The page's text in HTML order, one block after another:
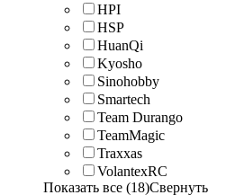
HPI
HSP
HuanQi
Kyosho
Sinohobby
Smartech
Team Durango
TeamMagic
Traxxas
VolantexRC
Показать все (18)Свернуть